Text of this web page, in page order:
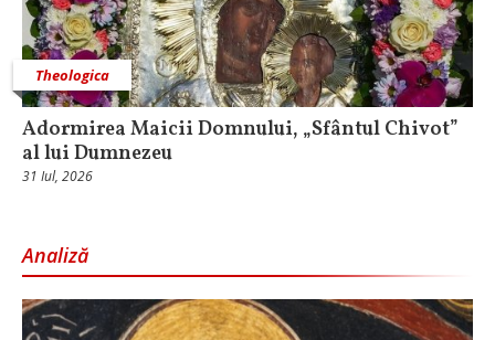
Theologica
Adormirea Maicii Domnului, „Sfântul Chivot”
al lui Dumnezeu
31 Iul, 2026
Analiză